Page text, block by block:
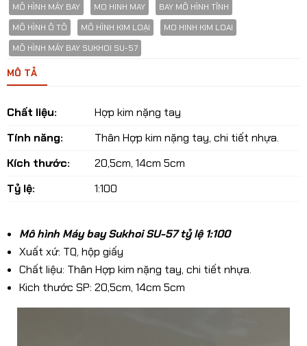
Mô hình xe mô tô - xe máy
Xem thêm danh mục
MÔ HÌNH MÁY BAY
MO HINH MAY
BAY MÔ HÌNH TĨNH
MÔ HÌNH Ô TÔ
MÔ HÌNH KIM LOẠI
MO HINH KIM LOAI
MÔ HÌNH MÁY BAY SUKHOI SU-57
MÔ TẢ
Chất liệu:
Hợp kim nặng tay
Tính năng:
Thân Hợp kim nặng tay, chi tiết nhựa.
Kích thước:
20,5cm, 14cm 5cm
Tỷ lệ:
1:100
Mô hình Máy bay Sukhoi SU-57 tỷ lệ 1:100
Xuất xứ: TQ, hộp giấy
Chất liệu: Thân Hợp kim nặng tay, chi tiết nhựa.
Kich thước SP: 20,5cm, 14cm 5cm